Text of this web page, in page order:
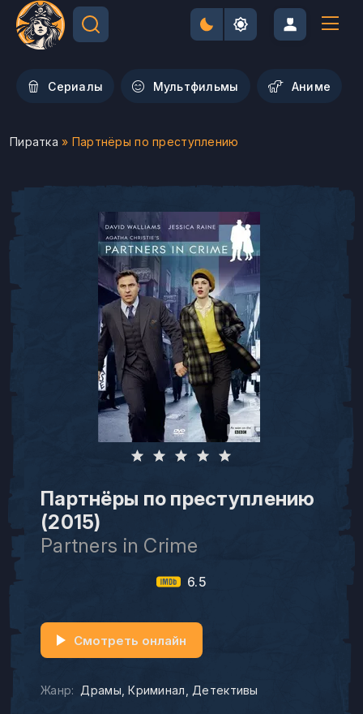
Сериалы Мультфильмы Aниме
Пиратка » Партнёры по преступлению
Партнёры по преступлению
(2015)
Partners in Crime
6.5
Жанр: Драмы Криминал Детективы
Смотреть онлайн